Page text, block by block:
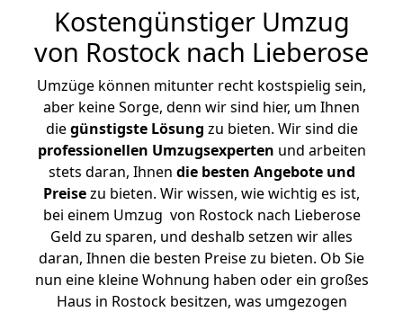
Kostengünstiger Umzug
von Rostock nach Lieberose
Umzüge können mitunter recht kostspielig sein,
aber keine Sorge, denn wir sind hier, um Ihnen
diegünstigste Lösung zu bieten. Wir sind die
professionellen Umzugsexperten und arbeiten
stets daran, Ihnen die besten Angebote und
Preisezu bieten. Wir wissen, wie wichtig es ist,
bei einem Umzug von Rostock nach Lieberose
Geld zu sparen, und deshalb setzen wir alles
daran, Ihnen die besten Preise zu bieten. Ob Sie
nun eine kleine Wohnung haben oder ein großes
Haus in Rostock besitzen, was umgezogen